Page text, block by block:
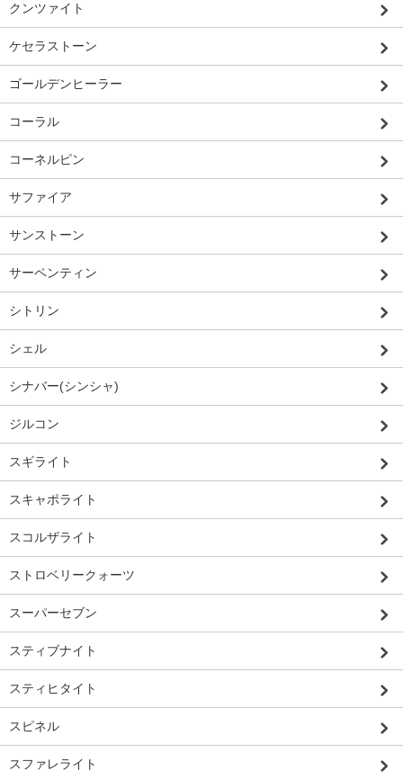
クンツァイト
ケセラストーン
ゴールデンヒーラー
コーラル
コーネルピン
サファイア
サンストーン
サーペンティン
シトリン
シェル
シナバー(シンシャ)
ジルコン
スギライト
スキャポライト
スコルザライト
ストロベリークォーツ
スーパーセブン
スティブナイト
スティヒタイト
スピネル
スファレライト